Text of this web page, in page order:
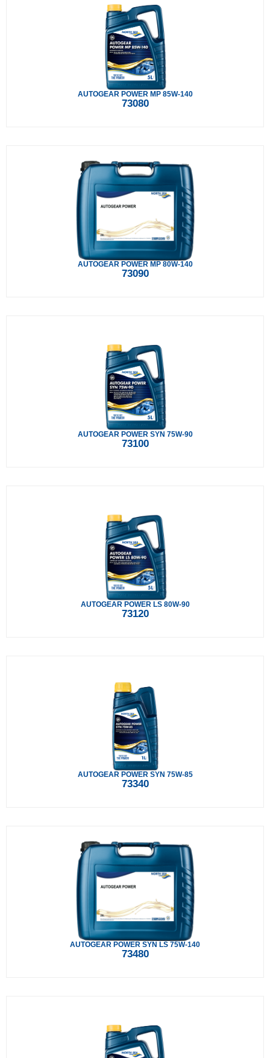
AUTOGEAR POWER MP 85W-140
73080
AUTOGEAR POWER MP 80W-140
73090
AUTOGEAR POWER SYN 75W-90
73100
AUTOGEAR POWER LS 80W-90
73120
AUTOGEAR POWER SYN 75W-85
73340
AUTOGEAR POWER SYN LS 75W-140
73480